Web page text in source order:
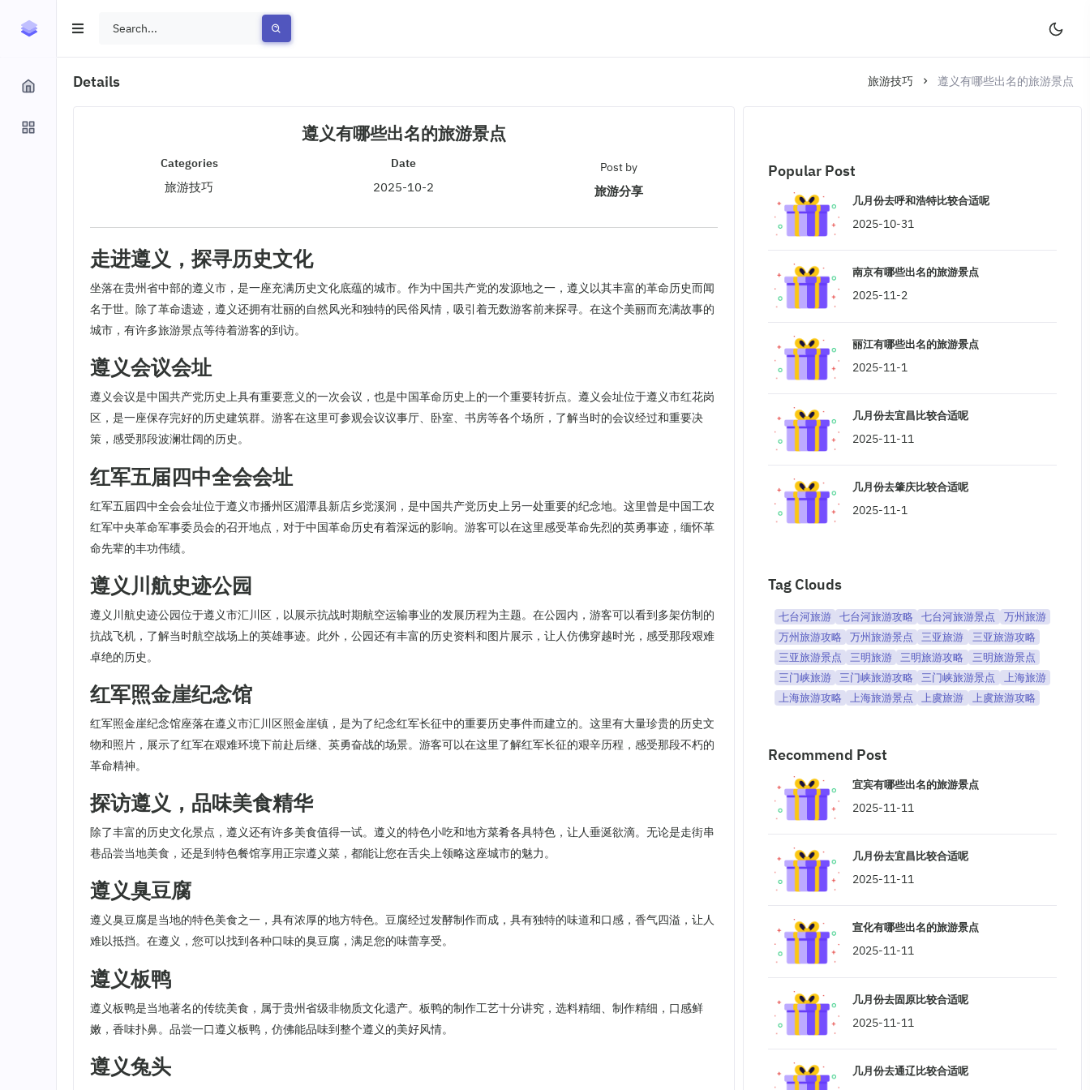
Details 旅游技巧 遵义有哪些出名的旅游景点
遵义有哪些出名的旅游景点
Categories
旅游技巧
Date
2025-10-2
Post by
旅游分享
走进遵义，探寻历史文化
坐落在贵州省中部的遵义市，是一座充满历史文化底蕴的城市。作为中国共产党的发源地之一，遵义以其丰富的革命历史而闻
名于世。除了革命遗迹，遵义还拥有壮丽的自然风光和独特的民俗风情，吸引着无数游客前来探寻。在这个美丽而充满故事的
城市，有许多旅游景点等待着游客的到访。
遵义会议会址
遵义会议是中国共产党历史上具有重要意义的一次会议，也是中国革命历史上的一个重要转折点。遵义会址位于遵义市红花岗
区，是一座保存完好的历史建筑群。游客在这里可参观会议议事厅、卧室、书房等各个场所，了解当时的会议经过和重要决
策，感受那段波澜壮阔的历史。
红军五届四中全会会址
红军五届四中全会会址位于遵义市播州区湄潭县新店乡党溪洞，是中国共产党历史上另一处重要的纪念地。这里曾是中国工农
红军中央革命军事委员会的召开地点，对于中国革命历史有着深远的影响。游客可以在这里感受革命先烈的英勇事迹，缅怀革
命先辈的丰功伟绩。
遵义川航史迹公园
遵义川航史迹公园位于遵义市汇川区，以展示抗战时期航空运输事业的发展历程为主题。在公园内，游客可以看到多架仿制的
抗战飞机，了解当时航空战场上的英雄事迹。此外，公园还有丰富的历史资料和图片展示，让人仿佛穿越时光，感受那段艰难
卓绝的历史。
红军照金崖纪念馆
红军照金崖纪念馆座落在遵义市汇川区照金崖镇，是为了纪念红军长征中的重要历史事件而建立的。这里有大量珍贵的历史文
物和照片，展示了红军在艰难环境下前赴后继、英勇奋战的场景。游客可以在这里了解红军长征的艰辛历程，感受那段不朽的
革命精神。
探访遵义，品味美食精华
除了丰富的历史文化景点，遵义还有许多美食值得一试。遵义的特色小吃和地方菜肴各具特色，让人垂涎欲滴。无论是走街串
巷品尝当地美食，还是到特色餐馆享用正宗遵义菜，都能让您在舌尖上领略这座城市的魅力。
遵义臭豆腐
遵义臭豆腐是当地的特色美食之一，具有浓厚的地方特色。豆腐经过发酵制作而成，具有独特的味道和口感，香气四溢，让人
难以抵挡。在遵义，您可以找到各种口味的臭豆腐，满足您的味蕾享受。
遵义板鸭
遵义板鸭是当地著名的传统美食，属于贵州省级非物质文化遗产。板鸭的制作工艺十分讲究，选料精细、制作精细，口感鲜
嫩，香味扑鼻。品尝一口遵义板鸭，仿佛能品味到整个遵义的美好风情。
遵义兔头
Popular Post
几月份去呼和浩特比较合适呢
2025-10-31
南京有哪些出名的旅游景点
2025-11-2
丽江有哪些出名的旅游景点
2025-11-1
几月份去宜昌比较合适呢
2025-11-11
几月份去肇庆比较合适呢
2025-11-1
Tag Clouds
七台河旅游 七台河旅游攻略 七台河旅游景点
万州旅游
万州旅游攻略
万州旅游景点 三亚旅游
三亚旅游攻略
三亚旅游景点
三明旅游 三明旅游攻略
三明旅游景点
三门峡旅游
三门峡旅游攻略 三门峡旅游景点
上海旅游
上海旅游攻略
上海旅游景点 上虞旅游 上虞旅游攻略
Recommend Post
宜宾有哪些出名的旅游景点
2025-11-11
几月份去宜昌比较合适呢
2025-11-11
宣化有哪些出名的旅游景点
2025-11-11
几月份去固原比较合适呢
2025-11-11
几月份去通辽比较合适呢